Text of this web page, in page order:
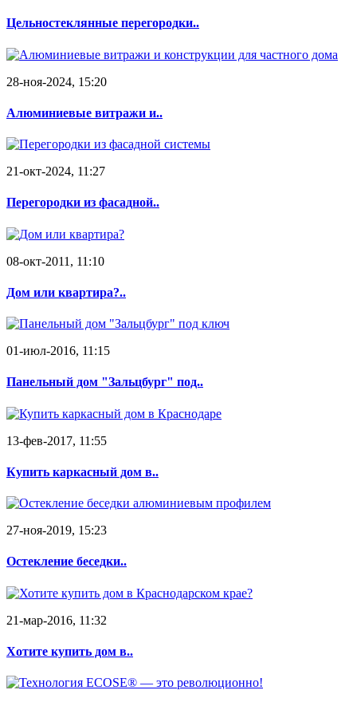
Цельностеклянные перегородки..
28-ноя-2024, 15:20
Алюминиевые витражи и..
21-окт-2024, 11:27
Перегородки из фасадной..
08-окт-2011, 11:10
Дом или квартира?..
01-июл-2016, 11:15
Панельный дом "Зальцбург" под..
13-фев-2017, 11:55
Купить каркасный дом в..
27-ноя-2019, 15:23
Остекление беседки..
21-мар-2016, 11:32
Хотите купить дом в..